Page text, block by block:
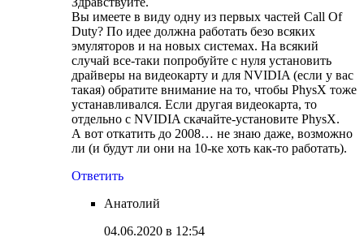
Вы имеете в виду одну из первых частей Call Of
Duty? По идее должна работать безо всяких
эмуляторов и на новых системах. На всякий
случай все-таки попробуйте с нуля установить
драйверы на видеокарту и для NVIDIA (если у вас
такая) обратите внимание на то, чтобы PhysX тоже
устанавливался. Если другая видеокарта, то
отдельно с NVIDIA скачайте-установите PhysX.
А вот откатить до 2008… не знаю даже, возможно
ли (и будут ли они на 10-ке хоть как-то работать).
Ответить
Анатолий
04.06.2020 в 12:54